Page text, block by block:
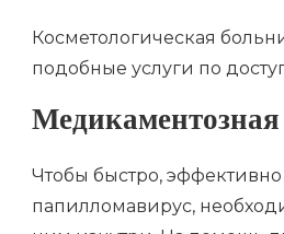
Косметологическая
подобные услуги по
Чтобы быстро,
папилломавирус,